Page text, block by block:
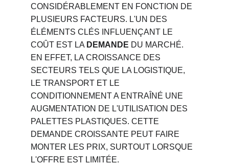
CONSIDÉRABLEMENT EN FONCTION DE
PLUSIEURS FACTEURS. L'UN DES
ÉLÉMENTS CLÉS INFLUENÇANT LE
COÛT EST LA DEMANDE DU MARCHÉ.
EN EFFET, LA CROISSANCE DES
SECTEURS TELS QUE LA LOGISTIQUE,
LE TRANSPORT ET LE
CONDITIONNEMENT A ENTRAÎNÉ UNE
AUGMENTATION DE L'UTILISATION DES
PALETTES PLASTIQUES. CETTE
DEMANDE CROISSANTE PEUT FAIRE
MONTER LES PRIX, SURTOUT LORSQUE
L'OFFRE EST LIMITÉE.